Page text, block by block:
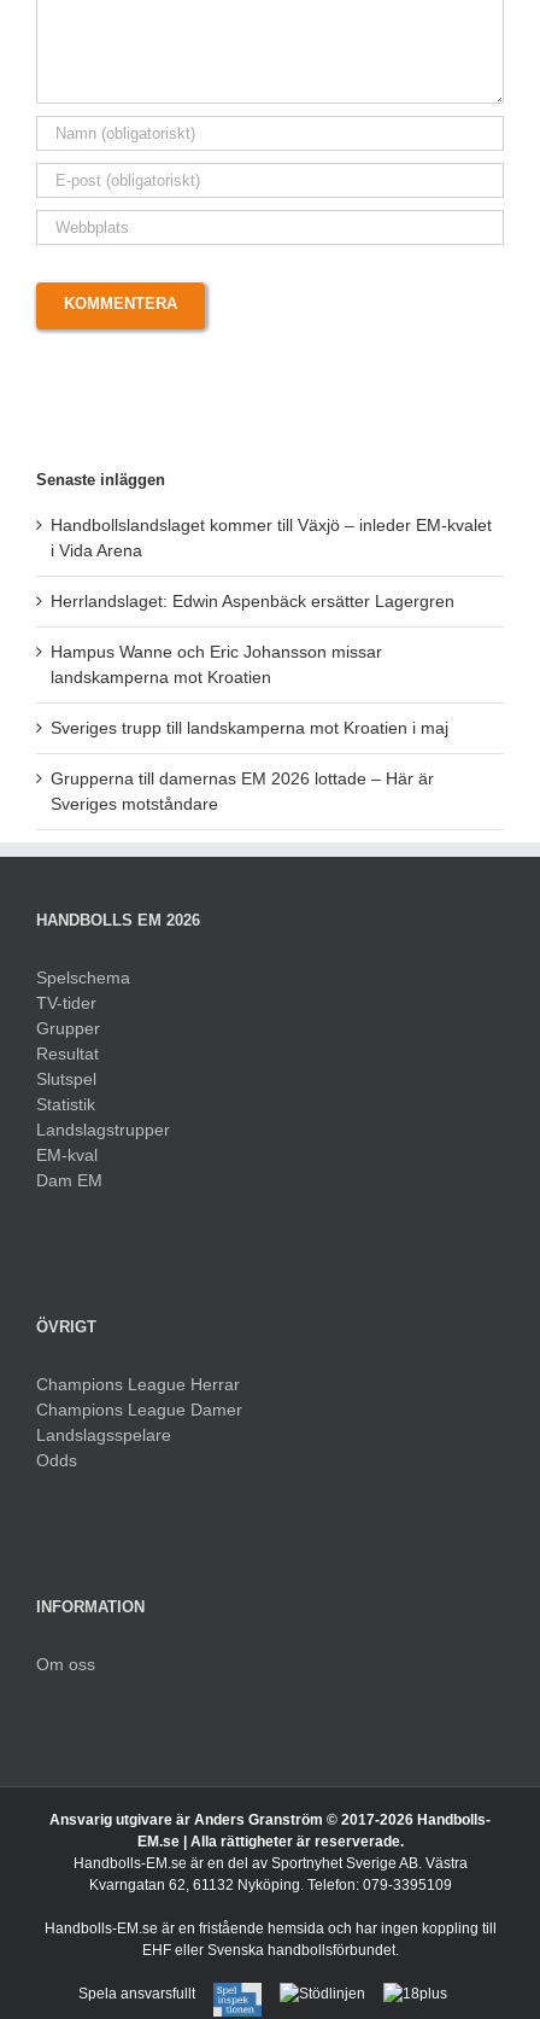
Senaste inläggen
Handbollslandslaget kommer till Växjö – inleder EM-kvalet
i Vida Arena
Herrlandslaget: Edwin Aspenbäck ersätter Lagergren
Hampus Wanne och Eric Johansson missar
landskamperna mot Kroatien
Sveriges trupp till landskamperna mot Kroatien i maj
Grupperna till damernas EM 2026 lottade – Här är
Sveriges motståndare
HANDBOLLS EM 2026
Spelschema
TV-tider
Grupper
Resultat
Slutspel
Statistik
Landslagstrupper
EM-kval
Dam EM
ÖVRIGT
Champions League Herrar
Champions League Damer
Landslagsspelare
Odds
INFORMATION
Om oss
Ansvarig utgivare är Anders Granström © 2017-2026 Handbolls-
EM.se | Alla rättigheter är reserverade.
Handbolls-EM.se är en del av Sportnyhet Sverige AB. Västra
Kvarngatan 62, 61132 Nyköping. Telefon: 079-3395109
Handbolls-EM.se är en fristående hemsida och har ingen koppling till
EHF eller Svenska handbollsförbundet.
Spela ansvarsfullt